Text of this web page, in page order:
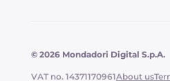
© 2026 Mondadori Digital S.p.A.
VAT no. 14371170961About us